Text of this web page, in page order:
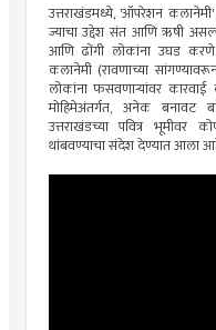
उत्तराखंडमध्ये, 'ऑपरेशन
ज्याचा उद्देश संत आणि ऋषी
आणि ढोंगी लोकांना उघड
कलानेमी (रावणाच्या
लोकांना फसवणाऱ्यांवर
मोहिमेअंतर्गत, अनेक
उत्तराखंडच्या पवित्र भूमीवर
थांबवण्याचा संदेश देण्यात आला